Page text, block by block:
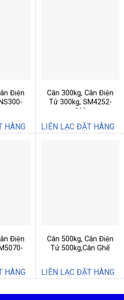
Điện
HÀNG
Cân 300kg, Cân Điện
Tử 300kg, SM4252-
300
LIÊN LẠC ĐẶT HÀNG
Điện
HÀNG
Cân 500kg, Cân Điện
Tử 500kg,Cân Ghế
LIÊN LẠC ĐẶT HÀNG